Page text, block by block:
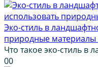
Эко-стиль в
природные материалы
Что такое эко-стиль в
00